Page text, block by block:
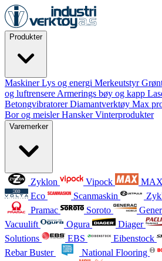
Produkter
MaskinerLys og energi Merkeutstyr
og luftrensere Armerings bøy og kapp
BetongvibratorerDiamantverktøy Max
Bor og meislerHanskerVinterprodukter
Varemerker
Zyklon Vipock MAX
Eco
Scanmaskin
Pramac
Soroto
Vacuulift
Ogura Diager
Solutions
EBS Eibenstock
Rebar Buster
National Flooring